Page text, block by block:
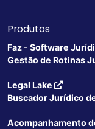
Produtos
Faz - Software
Gestão de Rotinas
Legal Lake
Buscador Jurídico
Acompanhamento